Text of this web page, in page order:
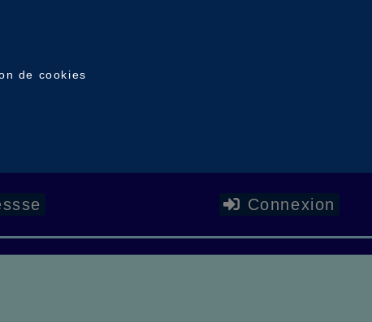
de cookies
Connexion